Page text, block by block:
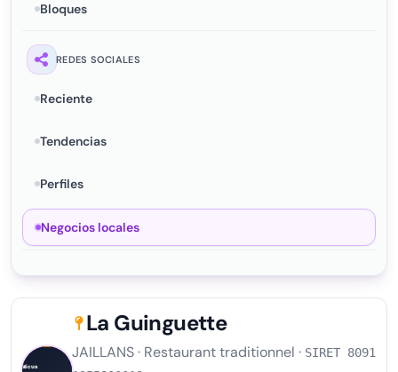
Bloques
REDES SOCIALES
Reciente
Tendencias
Perfiles
Negocios locales
La Guinguette
JAILLANS · Restaurant traditionnel · SIRET 8091